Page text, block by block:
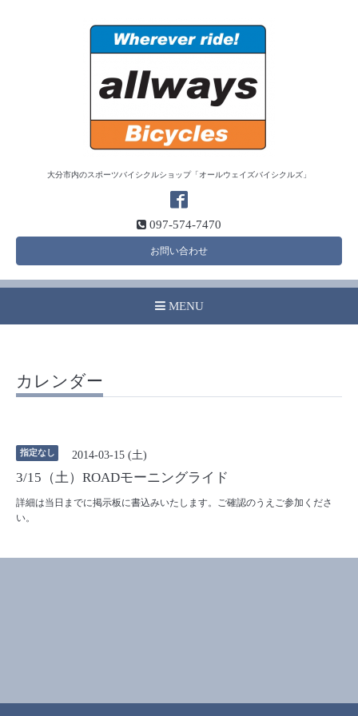
大分市内のスポーツバイシクルショップ「オールウェイズバイシクルズ」
097-574-7470
お問い合わせ
MENU
カレンダー
指定なし 2014-03-15 (土)
3/15（土）ROADモーニングライド
詳細は当日までに掲示板に書込みいたします。ご確認のうえご参加くださ
い。